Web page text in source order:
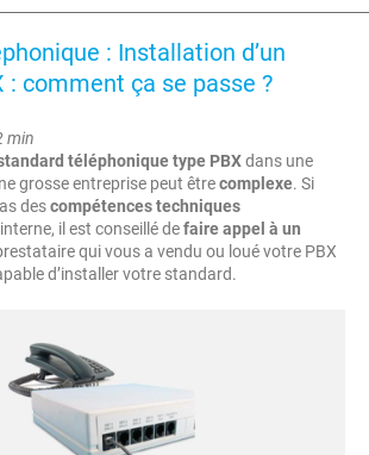
: Installation d’un
: comment ça se passe ?
min
téléphonique type PBXdans une
grosse entreprise peut êtrecomplexe. Si
descompétences techniques
il est conseillé defaire appel à un
qui vous a vendu ou loué votre PBX
d’installer votre standard.